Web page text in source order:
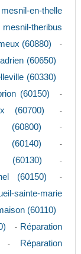
en-thelle
theribus
(60880) -
(60650)
(60330)
(60150) -
(60700) -
(60800) -
(60140) -
(60130) -
(60150) -
sainte-marie
(60110)
- Réparation
-
Réparation